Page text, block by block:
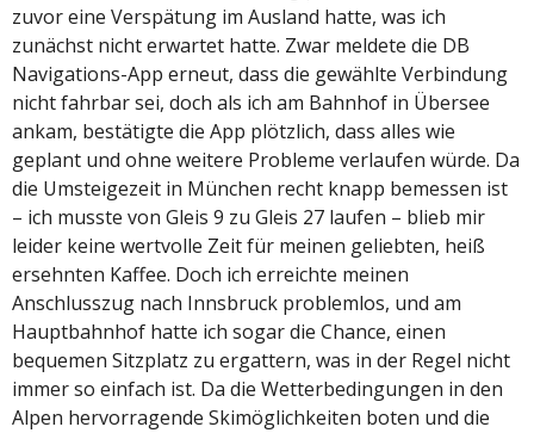
zuvor eine Verspätung im Ausland hatte, was ich
zunächst nicht erwartet hatte. Zwar meldete die DB
Navigations-App erneut, dass die gewählte Verbindung
nicht fahrbar sei, doch als ich am Bahnhof in Übersee
ankam, bestätigte die App plötzlich, dass alles wie
geplant und ohne weitere Probleme verlaufen würde. Da
die Umsteigezeit in München recht knapp bemessen ist
– ich musste von Gleis 9 zu Gleis 27 laufen – blieb mir
leider keine wertvolle Zeit für meinen geliebten, heiß
ersehnten Kaffee. Doch ich erreichte meinen
Anschlusszug nach Innsbruck problemlos, und am
Hauptbahnhof hatte ich sogar die Chance, einen
bequemen Sitzplatz zu ergattern, was in der Regel nicht
immer so einfach ist. Da die Wetterbedingungen in den
Alpen hervorragende Skimöglichkeiten boten und die